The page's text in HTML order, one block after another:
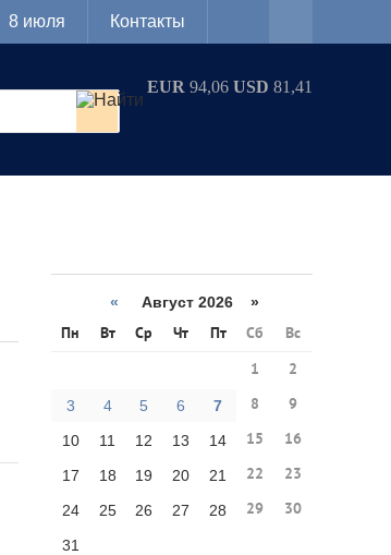
8 июля Контакты
EUR 94,06 USD 81,41
« Август 2026 »
Пн Вт Ср Чт Пт Сб
Вс
1
2
3 4 5 6 7 8 9
10 11 12 13 14 15 16
17 18 19 20 21 22 23
24 25 26 27 28 29 30
31